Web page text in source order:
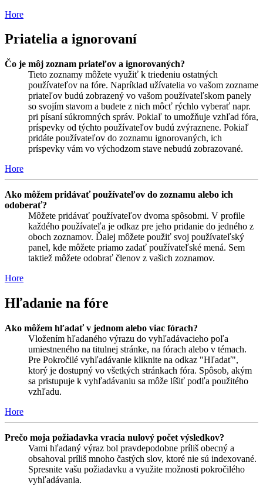
Hore
Priatelia a ignorovaní
Čo je môj zoznam priateľov a ignorovaných?
Tieto zoznamy môžete využiť k triedeniu ostatných
používateľov na fóre. Napríklad užívatelia vo vašom zozname
priateľov budú zobrazený vo vašom používateľskom panely
so svojím stavom a budete z nich môcť rýchlo vyberať napr.
pri písaní súkromných správ. Pokiaľ to umožňuje vzhľad fóra,
príspevky od týchto používateľov budú zvýraznene. Pokiaľ
pridáte používateľov do zoznamu ignorovaných, ich
príspevky vám vo východzom stave nebudú zobrazované.
Hore
Ako môžem pridávať používateľov do zoznamu alebo ich
odoberať?
Môžete pridávať používateľov dvoma spôsobmi. V profile
každého používateľa je odkaz pre jeho pridanie do jedného z
oboch zoznamov. Ďalej môžete použiť svoj používateľský
panel, kde môžete priamo zadať používateľské mená. Sem
taktiež môžete odobrať členov z vašich zoznamov.
Hore
Hľadanie na fóre
Ako môžem hľadať v jednom alebo viac fórach?
Vložením hľadaného výrazu do vyhľadávacieho poľa
umiestneného na titulnej stránke, na fórach alebo v témach.
Pre Pokročilé vyhľadávanie kliknite na odkaz "Hľadať",
ktorý je dostupný vo všetkých stránkach fóra. Spôsob, akým
sa pristupuje k vyhľadávaniu sa môže líšiť podľa použitého
vzhľadu.
Hore
Prečo moja požiadavka vracia nulový počet výsledkov?
Vami hľadaný výraz bol pravdepodobne príliš obecný a
obsahoval príliš mnoho častých slov, ktoré nie sú indexované.
Spresnite vašu požiadavku a využite možnosti pokročilého
vyhľadávania.